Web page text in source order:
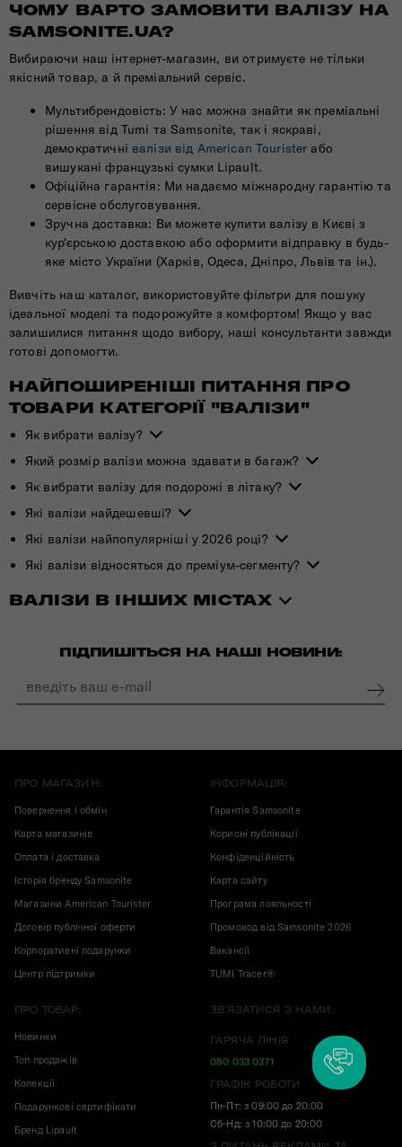
ЧОМУ ВАРТО ЗАМОВИТИ ВАЛІЗУ НА
SAMSONITE.UA?
Вибираючи наш інтернет-магазин, ви отримуєте не тільки
якісний товар, а й преміальний сервіс.
Мультибрендовість: У нас можна знайти як преміальні
рішення від Tumi та Samsonite, так і яскраві,
демократичні валізи від American Tourister або
вишукані французькі сумки Lipault.
Офіційна гарантія: Ми надаємо міжнародну гарантію та
сервісне обслуговування.
Зручна доставка: Ви можете купити валізу в Києві з
кур'єрською доставкою або оформити відправку в будь-
яке місто України (Харків, Одеса, Дніпро, Львів та ін.).
Вивчіть наш каталог, використовуйте фільтри для пошуку
ідеальної моделі та подорожуйте з комфортом! Якщо у вас
залишилися питання щодо вибору, наші консультанти завжди
готові допомогти.
НАЙПОШИРЕНІШІ ПИТАННЯ ПРО
ТОВАРИ КАТЕГОРІЇ "ВАЛІЗИ"
Як вибрати валізу?
Який розмір валізи можна здавати в багаж?
Як вибрати валізу для подорожі в літаку?
Які валізи найдешевші?
Які валізи найпопулярніші у 2026 році?
Які валізи відносяться до преміум-сегменту?
ВАЛІЗИ В ІНШИХ МІСТАХ
ПІДПИШІТЬСЯ НА НАШІ НОВИНИ:
ПРО МАГАЗИН:
Повернення і обмін
Карта магазинів
Оплата і доставка
Історія бренду Samsonite
Магазини American Tourister
Договір публічної оферти
Корпоративні подарунки
Центр підтримки
ІНФОРМАЦІЯ:
Гарантія Samsonite
Корисні публікації
Конфіденційність
Карта сайту
Програма лояльності
Промокод від Samsonite 2026
Вакансії
TUMI Tracer®
ПРО ТОВАР:
Новинки
Топ продажів
Колекції
Подарункові сертифікати
Бренд Lipault
ЗВ'ЯЗАТИСЯ З НАМИ:
ГАРЯЧА ЛІНІЯ
080 033 0371
ГРАФІК РОБОТИ
Пн-Пт: з 09:00 до 20:00
Сб-Нд: з 10:00 до 20:00